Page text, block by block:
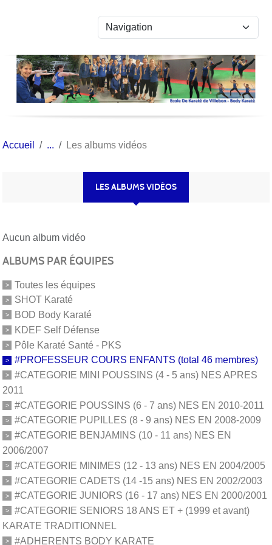
Accueil Les albums vidéos
LES ALBUMS VIDÉOS
Aucun album vidéo
ALBUMS PAR ÉQUIPES
Toutes les équipes
SHOT Karaté
BOD Body Karaté
KDEF Self Défense
Pôle Karaté Santé - PKS
#PROFESSEUR COURS ENFANTS (total 46 membres)
#CATEGORIE MINI POUSSINS (4 - 5 ans) NES APRES
2011
#CATEGORIE POUSSINS (6 - 7 ans) NES EN 2010-2011
#CATEGORIE PUPILLES (8 - 9 ans) NES EN 2008-2009
#CATEGORIE BENJAMINS (10 - 11 ans) NES EN
2006/2007
#CATEGORIE MINIMES (12 - 13 ans) NES EN 2004/2005
#CATEGORIE CADETS (14 -15 ans) NES EN 2002/2003
#CATEGORIE JUNIORS (16 - 17 ans) NES EN 2000/2001
#CATEGORIE SENIORS 18 ANS ET + (1999 et avant)
KARATE TRADITIONNEL
#ADHERENTS BODY KARATE